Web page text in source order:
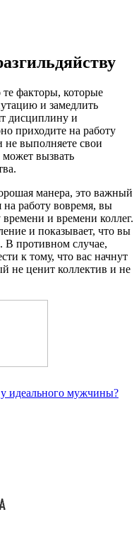
факторы, которые
и замедлить
дисциплину и
приходите на работу
не выполняете свои
вызвать
манера, это важный
на работу вовремя, вы
и времени коллег.
и показывает, что вы
В противном случае,
к тому, что вас начнут
не ценит коллектив и не
идеального мужчины?